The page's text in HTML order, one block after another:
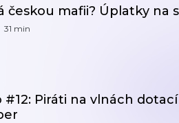
českou mafii? Úplatky na
31 min
#12: Piráti na vlnách